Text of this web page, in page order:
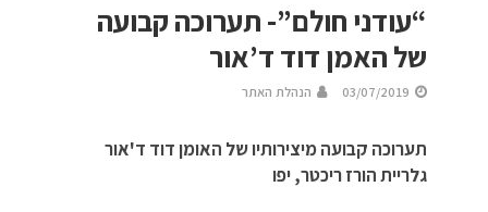
“עודני חולם”- תערוכה קבועה
של האמן דוד ד’אור
03/07/2019 הנהלת האתר
תערוכה קבועה מיצירותיו של האומן דוד ד'אור
גלריית הורז ריכטר, יפו